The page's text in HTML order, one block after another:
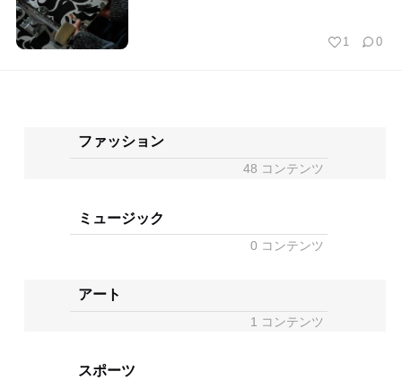
1 0
ファッション
48 コンテンツ
ミュージック
0 コンテンツ
アート
1 コンテンツ
スポーツ